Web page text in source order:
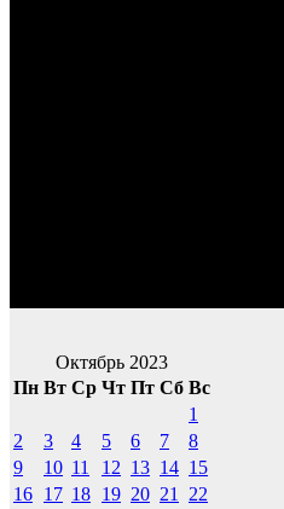
Октябрь 2023
Пн Вт Ср Чт Пт Сб Вс
1
2
3 4 5 6 7
8
9
10 11 12 13 14 15
16 17 18 19 20 21
22